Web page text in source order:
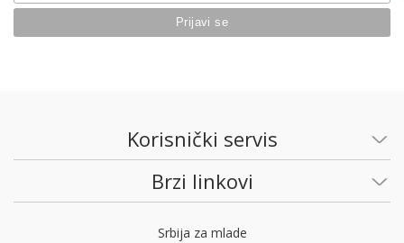
Korisnički servis
Brzi linkovi
Srbija za mlade